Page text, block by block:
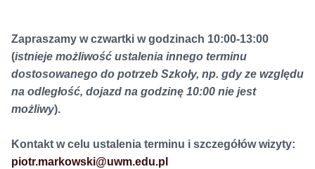
Zapraszamy w czwartki w godzinach 10:00-13:00
(istnieje możliwość ustalenia innego terminu
dostosowanego do potrzeb Szkoły, np. gdy ze względu
na odległość, dojazd na godzinę 10:00 nie jest
możliwy).
Kontakt w celu ustalenia terminu i szczegółów wizyty:
piotr.markowski@uwm.edu.pl